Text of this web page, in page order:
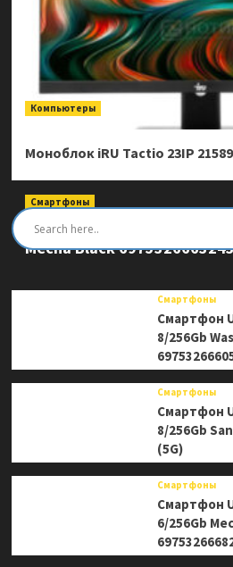
Компьютеры
Моноблок iRU Tactio 23IP
Смартфоны
Смартфон Ulefone Armor
Mecha Black
Смартфоны
Смартфон
8/256Gb
Смартфоны
Смартфон
8/256Gb
(5G)
Смартфоны
Смартфон
6/256Gb